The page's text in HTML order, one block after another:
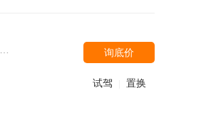
询底价
试驾 置换